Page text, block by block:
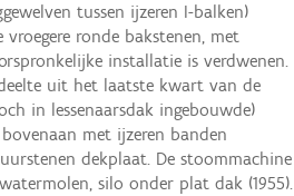
tussen ijzeren I-balken)
ronde bakstenen, met
installatie is verdwenen.
uit het laatste kwart van de
in lessenaarsdak ingebouwde)
met ijzeren banden
dekplaat. De stoommachine
silo onder plat dak (1955).